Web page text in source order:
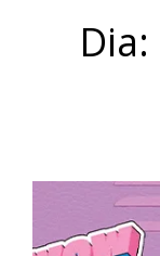
Dia: